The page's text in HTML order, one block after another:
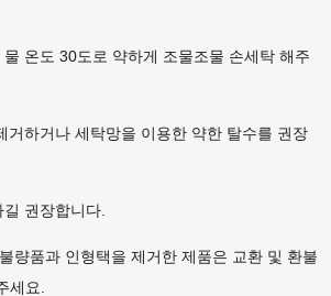
온도 30도로 약하게 조물조물 손세탁 해주
거하거나 세탁망을 이용한 약한 탈수를 권장
권장합니다.
량품과 인형택을 제거한 제품은 교환 및 환불
세요.